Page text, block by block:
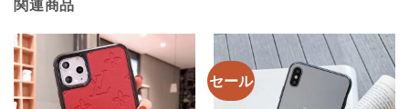
関連商品
セール